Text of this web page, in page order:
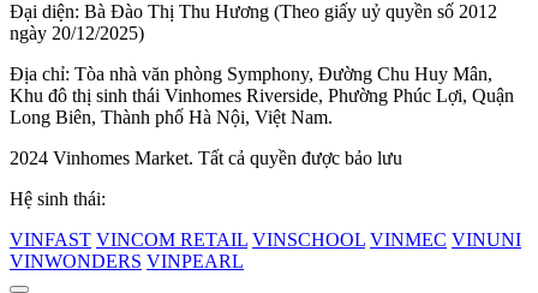
Đại diện: Bà Đào Thị Thu Hương (Theo giấy uỷ quyền số 2012
ngày 20/12/2025)
Địa chỉ: Tòa nhà văn phòng Symphony, Đường Chu Huy Mân,
Khu đô thị sinh thái Vinhomes Riverside, Phường Phúc Lợi, Quận
Long Biên, Thành phố Hà Nội, Việt Nam.
2024 Vinhomes Market. Tất cả quyền được bảo lưu
Hệ sinh thái:
VINFAST VINCOM RETAIL VINSCHOOL VINMEC VINUNI
VINWONDERS VINPEARL